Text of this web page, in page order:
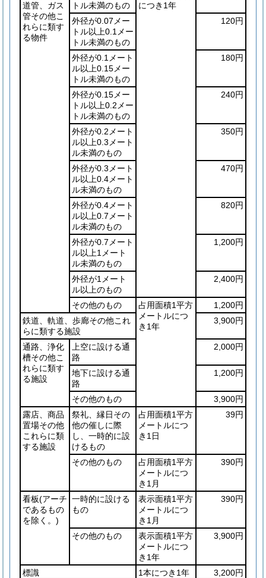
道管、ガス
管その他こ
れらに類す
る物件
トル未満のもの
につき1年
外径が0.07メー
トル以上0.1メー
トル未満のもの
120円
外径が0.1メート
ル以上0.15メー
トル未満のもの
180円
外径が0.15メー
トル以上0.2メー
トル未満のもの
240円
外径が0.2メート
ル以上0.3メート
ル未満のもの
350円
外径が0.3メート
ル以上0.4メート
ル未満のもの
470円
外径が0.4メート
ル以上0.7メート
ル未満のもの
820円
外径が0.7メート
ル以上1メート
ル未満のもの
1,200円
外径が1メート
ル以上のもの
2,400円
その他のもの
占用面積1平方
メートルにつ
き1年
1,200円
鉄道、軌道、歩廊その他これ
らに類する施設
3,900円
通路、浄化
槽その他こ
れらに類す
る施設
上空に設ける通
路
2,000円
地下に設ける通
路
1,200円
その他のもの
3,900円
露店、商品
置場その他
これらに類
する施設
祭礼、縁日その
他の催しに際
し、一時的に設
けるもの
占用面積1平方
メートルにつ
き1日
39円
その他のもの
占用面積1平方
メートルにつ
き1月
390円
看板(アーチ
であるもの
を除く。)
一時的に設ける
もの
表示面積1平方
メートルにつ
き1月
390円
その他のもの
表示面積1平方
メートルにつ
き1年
3,900円
標識 1本につき1年
3,200円